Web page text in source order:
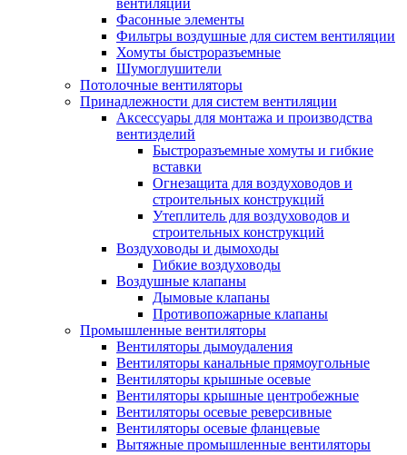
вентиляции
Фасонные элементы
Фильтры воздушные для систем вентиляции
Хомуты быстроразъемные
Шумоглушители
Потолочные вентиляторы
Принадлежности для систем вентиляции
Аксессуары для монтажа и производства
вентизделий
Быстроразъемные хомуты и гибкие
вставки
Огнезащита для воздуховодов и
строительных конструкций
Утеплитель для воздуховодов и
строительных конструкций
Воздуховоды и дымоходы
Гибкие воздуховоды
Воздушные клапаны
Дымовые клапаны
Противопожарные клапаны
Промышленные вентиляторы
Вентиляторы дымоудаления
Вентиляторы канальные прямоугольные
Вентиляторы крышные осевые
Вентиляторы крышные центробежные
Вентиляторы осевые реверсивные
Вентиляторы осевые фланцевые
Вытяжные промышленные вентиляторы